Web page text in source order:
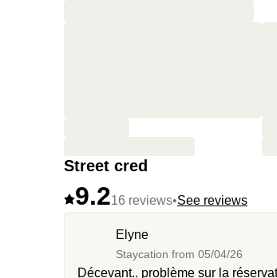
Street cred
9.216 reviews•See reviews
Elyne
Staycation from 05/04/26
Décevant.. problème sur la